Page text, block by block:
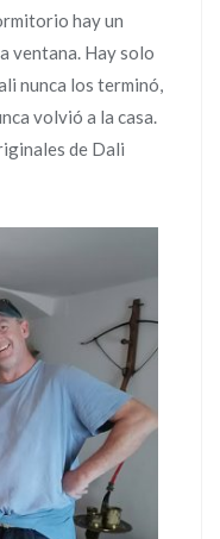
hay un
ventana. Hay solo
nunca los terminó,
volvió a la casa.
de Dali